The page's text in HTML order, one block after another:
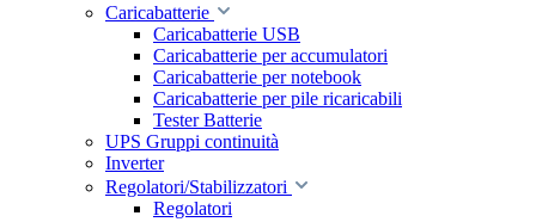
Caricabatterie
Caricabatterie USB
Caricabatterie per accumulatori
Caricabatterie per notebook
Caricabatterie per pile ricaricabili
Tester Batterie
UPS Gruppi continuità
Inverter
Regolatori/Stabilizzatori
Regolatori